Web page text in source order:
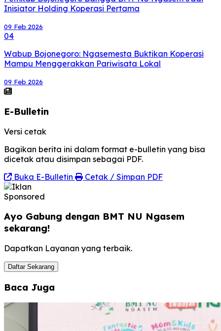
Inisiator Holding Koperasi Pertama
09 Feb 2026
04
Wabup Bojonegoro: Ngasemesta Buktikan Koperasi
Mampu Menggerakkan Pariwisata Lokal
09 Feb 2026
E-Bulletin
Versi cetak
Bagikan berita ini dalam format e-bulletin yang bisa
dicetak atau disimpan sebagai PDF.
Buka E-Bulletin
Cetak / Simpan PDF
Sponsored
Ayo Gabung dengan BMT NU Ngasem
sekarang!
Dapatkan Layanan yang terbaik.
Daftar Sekarang
Baca Juga